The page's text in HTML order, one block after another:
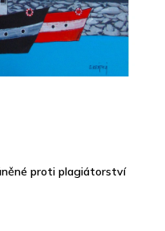
proti plagiátorství